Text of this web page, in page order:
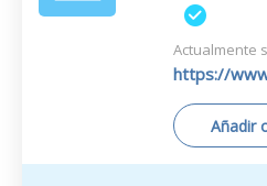
Actualmente
https://
Añadir